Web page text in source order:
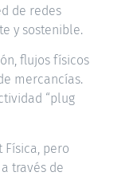
de redes
y sostenible.
flujos físicos
mercancías.
“plug
pero
través de